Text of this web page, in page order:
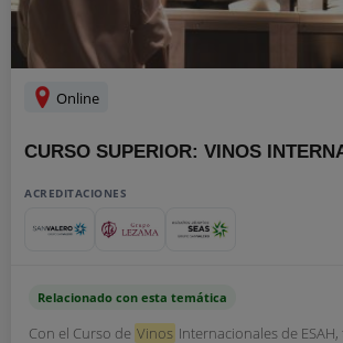
Online
CURSO SUPERIOR: VINOS
ACREDITACIONES
Relacionado con esta temática
Con el Curso de Vinos Internacionales de